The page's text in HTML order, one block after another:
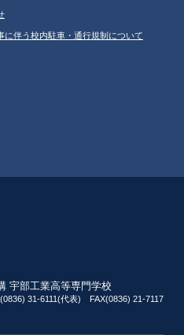
に伴う校内駐車・通行規制について
宇部工業高等専門学校
31-6111(代表) FAX(0836) 21-7117